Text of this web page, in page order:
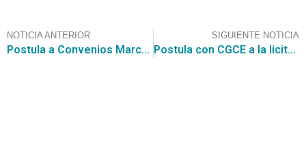
NOTICIA ANTERIOR
Postula a Convenios Marco con CGCE y participa en grandes compras públicas como la adquisición de Licencias Google Workspace por US $800.000
SIGUIENTE NOTICIA
Postula con CGCE a la licitación de la Ilustre Municipalidad de Padre Hurtado para el servicio de reposición Calle San Ignacio por $6.994.322.100